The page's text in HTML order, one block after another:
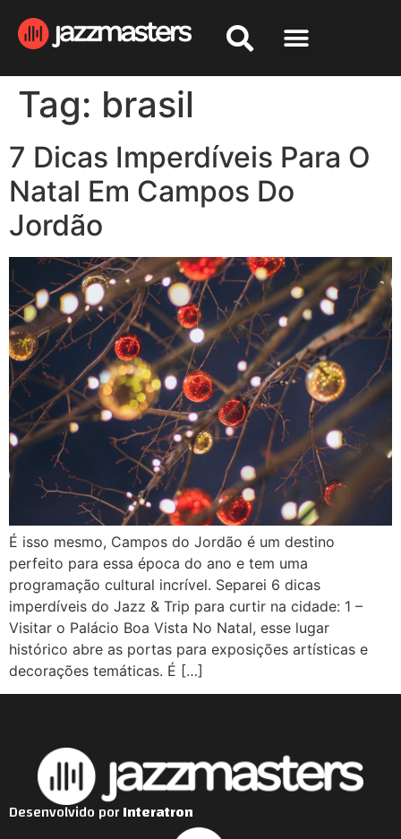
Tag: brasil
7 Dicas Imperdíveis Para O
Natal Em Campos Do
Jordão
É isso mesmo, Campos do Jordão é um destino
perfeito para essa época do ano e tem uma
programação cultural incrível. Separei 6 dicas
imperdíveis do Jazz & Trip para curtir na cidade: 1 –
Visitar o Palácio Boa Vista No Natal, esse lugar
histórico abre as portas para exposições artísticas e
decorações temáticas. É […]
Desenvolvido porInteratron